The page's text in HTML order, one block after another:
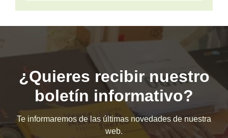
¿Quieres recibir nuestro
boletín informativo?
Te informaremos de las últimas novedades de nuestra
web.